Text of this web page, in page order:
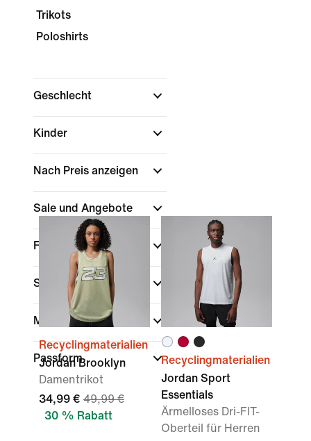
Trikots
Poloshirts
Geschlecht
Kinder
Nach Preis anzeigen
Sale und Angebote
Farbe
Sport
Marke (1)
Passform
Recyclingmaterialien
Jordan Brooklyn
Damentrikot
34,99 € 49,99 €
30 % Rabatt
Recyclingmaterialien
Jordan Sport
Essentials
Ärmelloses Dri-FIT-
Oberteil für Herren